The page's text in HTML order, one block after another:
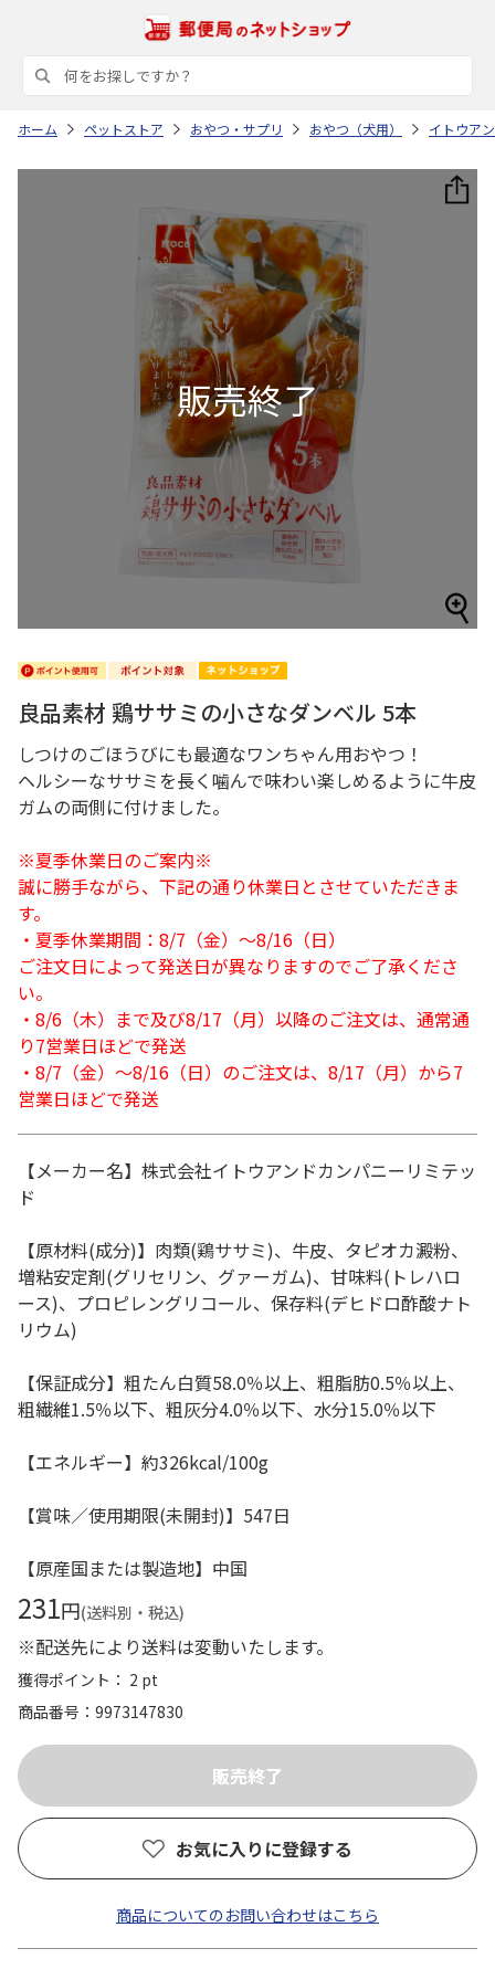
ホーム ペットストア おやつ・サプリ おやつ（犬用） イトウア
良品素材 鶏ササミの小さなダンベル 5本
しつけのごほうびにも最適なワンちゃん用おやつ！
ヘルシーなササミを長く噛んで味わい楽しめるように牛皮
ガムの両側に付けました。
※夏季休業日のご案内※
誠に勝手ながら、下記の通り休業日とさせていただきま
す。
・夏季休業期間：8/7（金）～8/16（日）
ご注文日によって発送日が異なりますのでご了承くださ
い。
・8/6（木）まで及び8/17（月）以降のご注文は、通常通
り7営業日ほどで発送
・8/7（金）～8/16（日）のご注文は、8/17（月）から7
営業日ほどで発送
【メーカー名】株式会社イトウアンドカンパニーリミテッ
ド
【原材料(成分)】肉類(鶏ササミ)、牛皮、タピオカ澱粉、
増粘安定剤(グリセリン、グァーガム)、甘味料(トレハロ
ース)、プロピレングリコール、保存料(デヒドロ酢酸ナト
リウム)
【保証成分】粗たん白質58.0％以上、粗脂肪0.5％以上、
粗繊維1.5％以下、粗灰分4.0％以下、水分15.0％以下
【エネルギー】約326kcal/100g
【賞味／使用期限(未開封)】547日
【原産国または製造地】中国
231円(送料別・税込)
※配送先により送料は変動いたします。
獲得ポイント： 2 pt
商品番号
9973147830
お気に入りに登録する
商品についてのお問い合わせはこちら